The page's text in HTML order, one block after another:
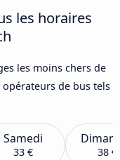
les horaires
les moins chers de
de bus tels
Samedi
33 € 38 €